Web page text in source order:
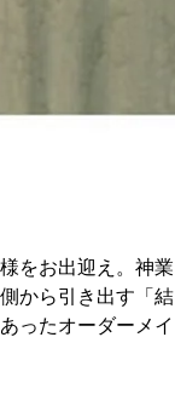
をお出迎え。神業
から引き出す「結
ったオーダーメイ